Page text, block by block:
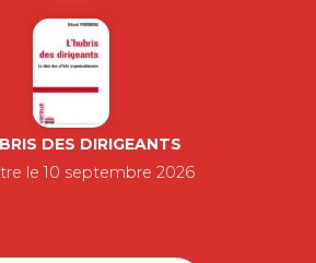
DES DIRIGEANTS
le 10 septembre 2026